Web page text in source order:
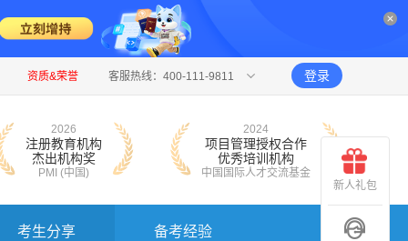
资质&荣誉 客服热线：400-111-9811 登录
2026
注册教育机构
杰出机构奖
PMI (中国)
2024
项目管理授权合作
优秀培训机构
中国国际人才交流基金
考生分享 备考经验
新人礼包